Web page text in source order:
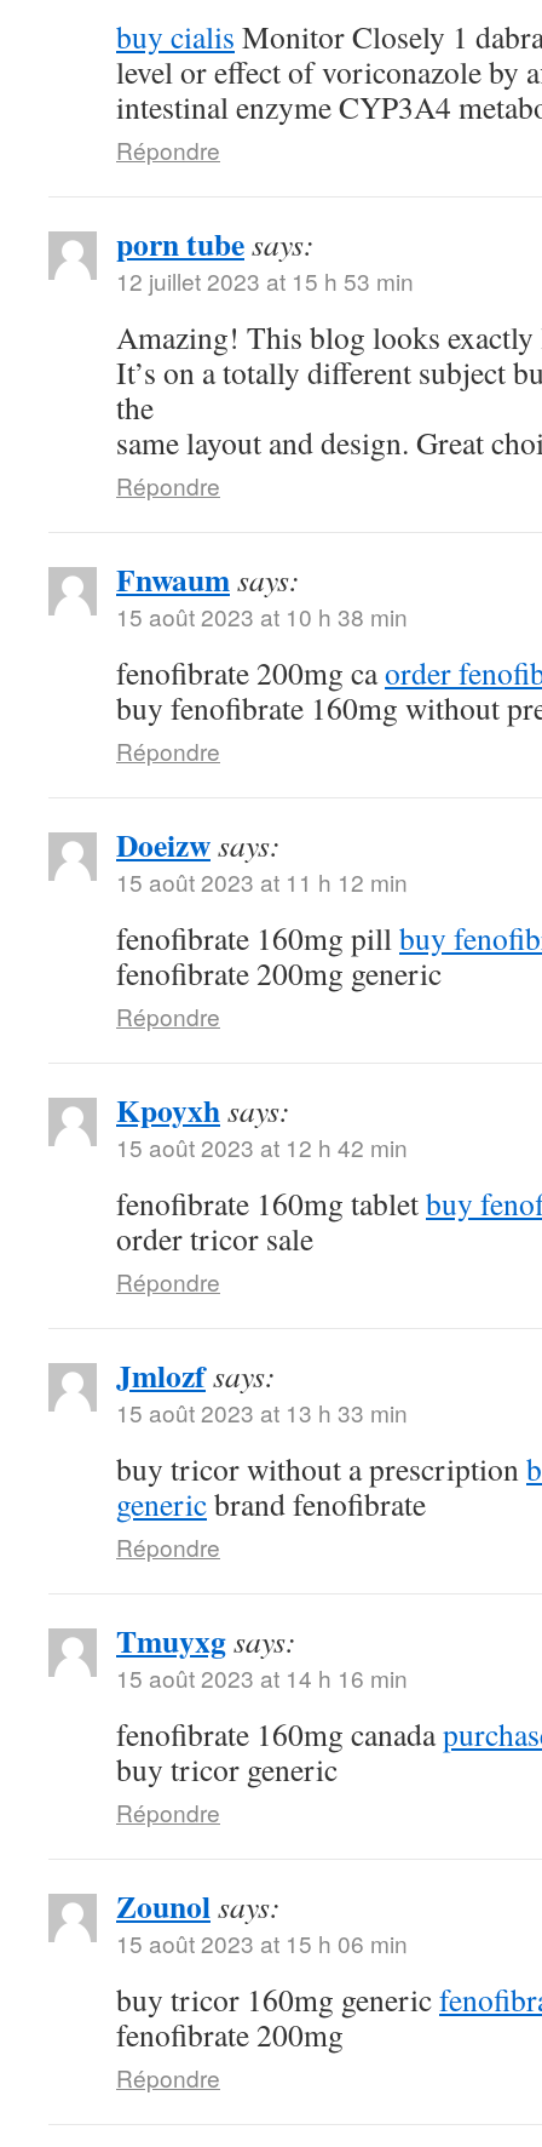
buy cialis Monitor Closely 1
level or effect of voriconazole by
intestinal enzyme CYP3A4
Répondre
porn tubesays:
12 juillet 2023 at 15 h 53 min
Amazing! This blog looks
It’s on a totally different subject
the
same layout and design. Great
Répondre
Fnwaumsays:
15 août 2023 at 10 h 38 min
fenofibrate 200mg caorder
buy fenofibrate 160mg without
Répondre
Doeizwsays:
15 août 2023 at 11 h 12 min
fenofibrate 160mg pillbuy
fenofibrate 200mg generic
Répondre
Kpoyxhsays:
15 août 2023 at 12 h 42 min
fenofibrate 160mg tabletbuy
order tricor sale
Répondre
Jmlozfsays:
15 août 2023 at 13 h 33 min
buy tricor without a prescription
genericbrand fenofibrate
Répondre
Tmuyxgsays:
15 août 2023 at 14 h 16 min
fenofibrate 160mg canada
buy tricor generic
Répondre
Zounolsays:
15 août 2023 at 15 h 06 min
buy tricor 160mg generic
fenofibrate 200mg
Répondre